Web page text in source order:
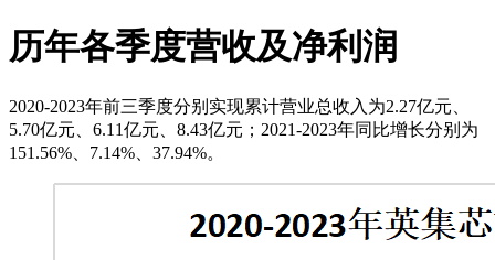
历年各季度营收及净利润
2020-2023年前三季度分别实现累计营业总收入为2.27亿元、
5.70亿元、6.11亿元、8.43亿元；2021-2023年同比增长分别为
151.56%、7.14%、37.94%。